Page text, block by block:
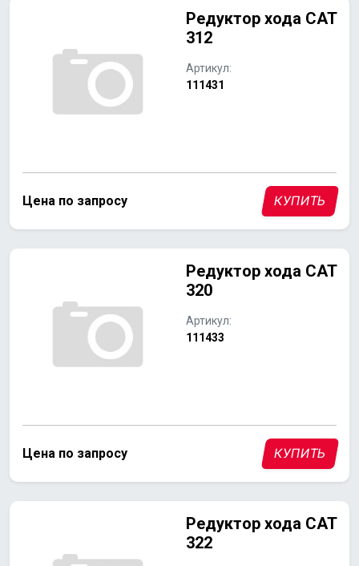
Редуктор хода CAT
312
Артикул:
111431
Цена по запросу КУПИТЬ
Редуктор хода CAT
320
Артикул:
111433
Цена по запросу КУПИТЬ
Редуктор хода CAT
322